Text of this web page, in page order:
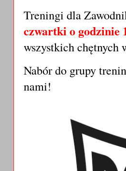
Treningi dla
czwartki o godzinie
wszystkich
Nabór do grupy
nami!